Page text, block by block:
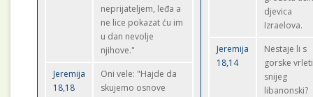
neprijateljem, leđa a
ne lice pokazat ću im
u dan nevolje
njihove."
Jeremija
18,18
Oni vele: "Hajde da
skujemo osnove
djevica
Izraelova.
Jeremija
18,14
Nestaje li s
gorske vrleti
snijeg
libanonski?